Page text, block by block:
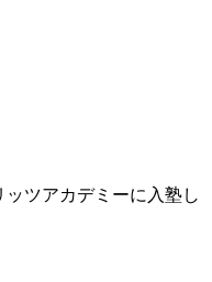
ツアカデミーに入塾し